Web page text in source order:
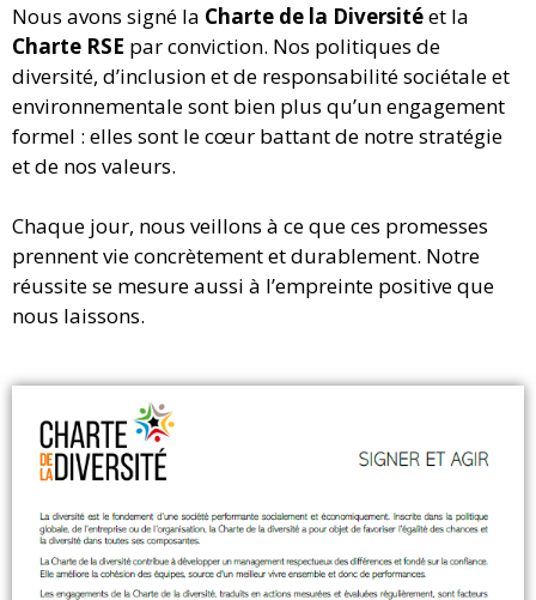
Nous avons signé la Charte de la Diversitéet la
Charte RSE par conviction. Nos politiques de
diversité, d’inclusion et de responsabilité sociétale et
environnementale sont bien plus qu’un engagement
formel : elles sont le cœur battant de notre stratégie
et de nos valeurs.
Chaque jour, nous veillons à ce que ces promesses
prennent vie concrètement et durablement. Notre
réussite se mesure aussi à l’empreinte positive que
nous laissons.